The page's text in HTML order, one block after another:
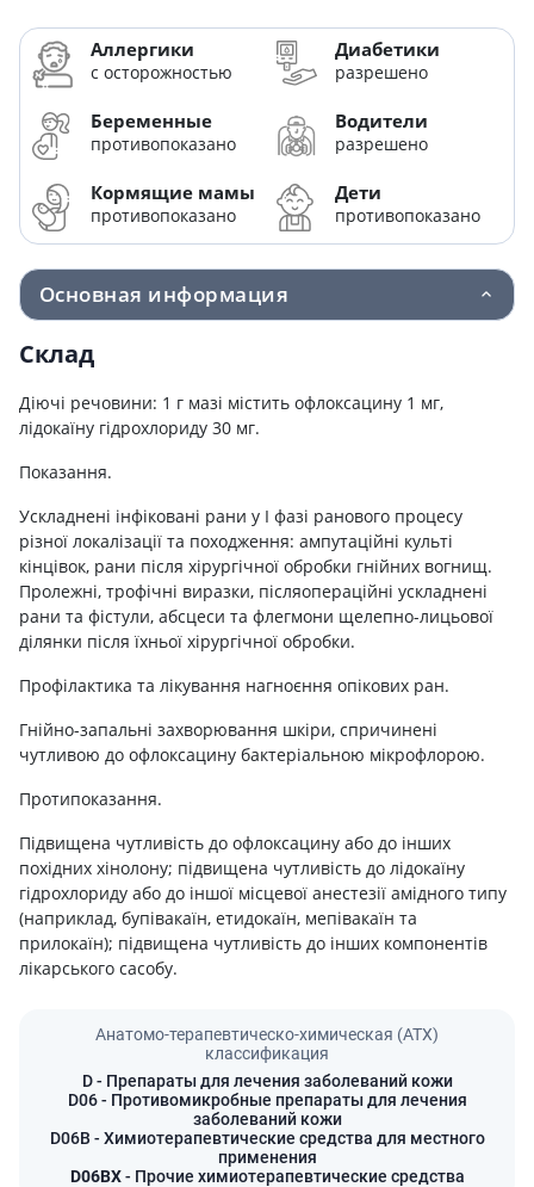
Аллергики
с осторожностью
Диабетики
разрешено
Беременные
противопоказано
Водители
разрешено
Кормящие мамы
противопоказано
Дети
противопоказано
Основная информация
Склад
Діючі речовини: 1 г мазі містить офлоксацину 1 мг,
лідокаїну гідрохлориду 30 мг.
Показання.
Ускладнені інфіковані рани у І фазі ранового процесу
різної локалізації та походження: ампутаційні культі
кінцівок, рани після хірургічної обробки гнійних вогнищ.
Пролежні, трофічні виразки, післяопераційні ускладнені
рани та фістули, абсцеси та флегмони щелепно-лицьової
ділянки після їхньої хірургічної обробки.
Профілактика та лікування нагноєння опікових ран.
Гнійно-запальні захворювання шкіри, спричинені
чутливою до офлоксацину бактеріальною мікрофлорою.
Протипоказання.
Підвищена чутливість до офлоксацину або до інших
похідних хінолону; підвищена чутливість до лідокаїну
гідрохлориду або до іншої місцевої анестезії амідного типу
(наприклад, бупівакаїн, етидокаїн, мепівакаїн та
прилокаїн); підвищена чутливість до інших компонентів
лікарського сасобу.
Анатомо-терапевтическо-химическая (АТХ)
классификация
D- Препараты для лечения заболеваний кожи
D06- Противомикробные препараты для лечения
заболеваний кожи
D06B - Химиотерапевтические средства для местного
применения
D06BX- Прочие химиотерапевтические средства